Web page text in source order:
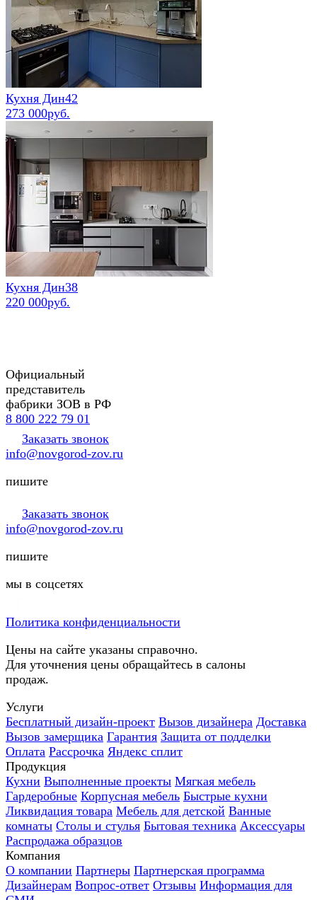
Кухня Дин42
273 000руб.
Кухня Дин38
220 000руб.
Официальный
представитель
фабрики ЗОВ в РФ
8 800 222 79 01
Заказать звонок
info@novgorod-zov.ru
пишите
Заказать звонок
info@novgorod-zov.ru
пишите
мы в соцсетях
Политика конфиденциальности
Цены на сайте указаны справочно.
Для уточнения цены обращайтесь в салоны
продаж.
Услуги
Бесплатный дизайн-проект Вызов дизайнера Доставка
Вызов замерщика Гарантия Защита от подделки
Оплата Рассрочка Яндекс сплит
Продукция
Кухни Выполненные проекты Мягкая мебель
Гардеробные Корпусная мебель Быстрые кухни
Ликвидация товара Мебель для детской Ванные
комнаты Столы и стулья Бытовая техника Аксессуары
Распродажа образцов
Компания
О компании Партнеры Партнерская программа
Дизайнерам Вопрос-ответ Отзывы Информация для